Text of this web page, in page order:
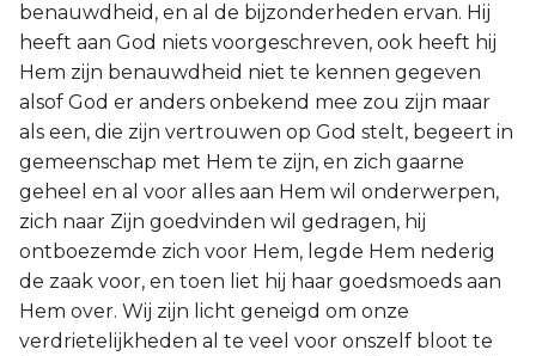
benauwdheid, en al de bijzonderheden ervan. Hij
heeft aan God niets voorgeschreven, ook heeft hij
Hem zijn benauwdheid niet te kennen gegeven
alsof God er anders onbekend mee zou zijn maar
als een, die zijn vertrouwen op God stelt, begeert in
gemeenschap met Hem te zijn, en zich gaarne
geheel en al voor alles aan Hem wil onderwerpen,
zich naar Zijn goedvinden wil gedragen, hij
ontboezemde zich voor Hem, legde Hem nederig
de zaak voor, en toen liet hij haar goedsmoeds aan
Hem over. Wij zijn licht geneigd om onze
verdrietelijkheden al te veel voor onszelf bloot te